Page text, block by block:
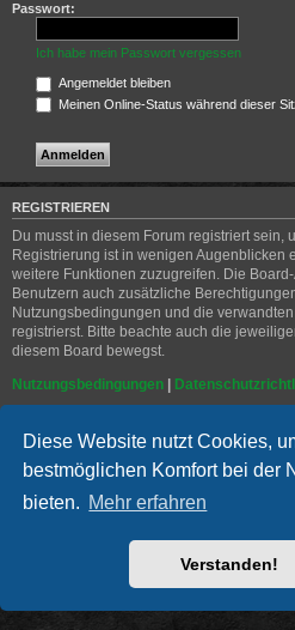
Diese Website nutzt Cookies,
bestmöglichen Komfort bei der
bieten. Mehr erfahren
Verstanden!
Passwort:
Ich habe mein Passwort vergessen
Angemeldet bleiben
Meinen Online-Status während dieser
REGISTRIEREN
Du musst in diesem Forum registriert sein,
Registrierung ist in wenigen Augenblicken
weitere Funktionen zuzugreifen. Die
Benutzern auch zusätzliche
Nutzungsbedingungen und die
registrierst. Bitte beachte auch die
diesem Board bewegst.
Nutzungsbedingungen |
Registrieren
Foren-Übersicht